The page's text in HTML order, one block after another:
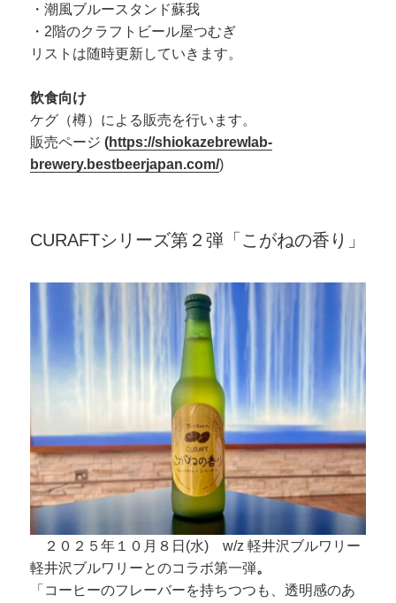
・潮風ブルースタンド蘇我
・2階のクラフトビール屋つむぎ
リストは随時更新していきます。
飲食向け
ケグ（樽）による販売を行います。
販売ページ(https://shiokazebrewlab-
brewery.bestbeerjapan.com/)
CURAFTシリーズ第２弾「こがねの香り」
２０２５年１０月８日(水) w/z 軽井沢ブルワリー
軽井沢ブルワリーとのコラボ第一弾。
「コーヒーのフレーバーを持ちつつも、透明感のあ